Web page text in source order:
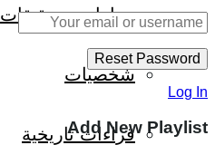
حوارات وتحقيقات
شخصيات
قراءات تاريخية
Log In
Add New Playlist